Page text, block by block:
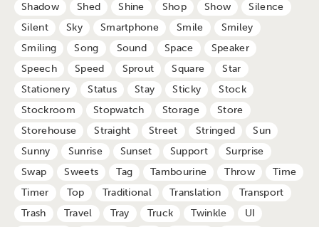
Shadow Shed Shine Shop Show
Silence
Silent
Sky Smartphone Smile
Smiley
Smiling
Song Sound Space
Speaker
Speech
Speed Sprout Square
Star
Stationery
Status Stay Sticky
Stock
Stockroom
Stopwatch Storage
Store
Storehouse
Straight Street Stringed
Sun
Sunny
Sunrise Sunset Support
Surprise
Swap
Sweets Tag Tambourine Throw
Time
Timer
Top Traditional Translation
Transport
Trash
Travel Tray Truck Twinkle
UI